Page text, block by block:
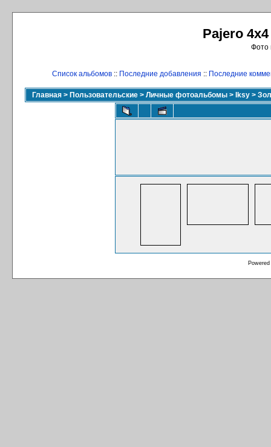
Pajero
Фото
Список альбомов :: Последние добавления :: Последние
Главная > Пользовательские > Личные фотоальбомы > Iksy >